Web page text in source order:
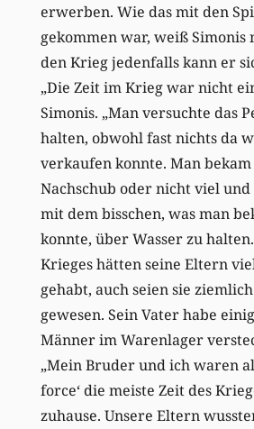
erwerben. Wie das mit den
gekommen war, weiß Simonis
den Krieg jedenfalls kann er
„Die Zeit im Krieg war nicht
Simonis. „Man versuchte das
halten, obwohl fast nichts da
verkaufen konnte. Man
Nachschub oder nicht viel
mit dem bisschen, was man
konnte, über Wasser zu
Krieges hätten seine Eltern
gehabt, auch seien sie
gewesen. Sein Vater habe
Männer im Warenlager
„Mein Bruder und ich waren
force‘ die meiste Zeit des
zuhause. Unsere Eltern